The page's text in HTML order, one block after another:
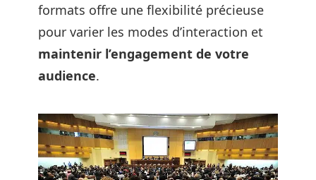
formats offre une flexibilité précieuse
pour varier les modes d’interaction et
maintenir l’engagement de votre
audience.